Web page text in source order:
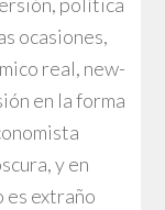
ocasiones,
real, new-
en la forma
y en
es extraño